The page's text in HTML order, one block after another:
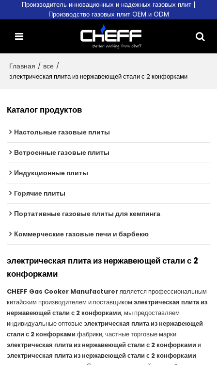
Производитель инновационных и надежных газовых плит |
Производство газовых плит OEM и ODM
Главная / все /
электрическая плита из нержавеющей стали с 2 конфорками
Каталог продуктов
Настольные газовые плиты
Встроенные газовые плиты
Индукционные плиты
Горячие плиты
Портативные газовые плиты для кемпинга
Коммерческие газовые печи и барбекю
электрическая плита из нержавеющей стали с 2
конфорками
CHEFF Gas Cooker Manufacturerявляется профессиональным
китайским производителем и поставщикомэлектрическая плита из
нержавеющей стали с 2 конфорками, мы предоставляем
индивидуальные оптовыеэлектрическая плита из нержавеющей
стали с 2 конфорками фабрики, частные торговые марки
электрическая плита из нержавеющей стали с 2 конфорками и
электрическая плита из нержавеющей стали с 2 конфорками